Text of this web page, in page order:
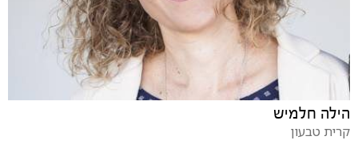
הילה חלמיש
קרית טבעון